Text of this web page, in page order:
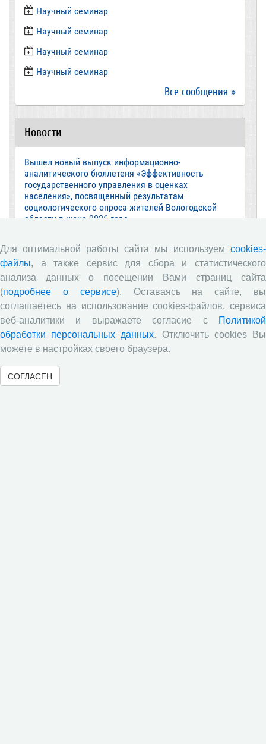
​Научный семинар
​Научный семинар
Научный семинар
​Научный семинар
Все сообщения »
Новости
Вышел новый выпуск информационно-
аналитического бюллетеня «Эффективность
государственного управления в оценках
населения», посвященный результатам
социологического опроса жителей Вологодской
области в июне 2026 года
стол с участием представителей Санкт‑Петербурга
и Вологодской области
ВолНЦ РАН традиционно принял участие в
очередной сессии Российско-французского
научного семинара (г. Москва, ИНП РАН)
Председатель Совета молодых ученых ВолНЦ РАН
приняла участие в XIV Всероссийском съезде
советов молодых ученых и студенческих научных
Журнал «Экономические и социальные перемены:
Для оптимальной работы сайта мы используем cookies-
файлы, а также сервис для сбора и статистического
анализа данных о посещении Вами страниц сайта
(подробнее о сервисе). Оставаясь на сайте, вы
соглашаетесь на использование cookies-файлов, сервиса
веб-аналитики и выражаете согласие с
Политикой
обработки персональных данных. Отключить cookies Вы
можете в настройках своего браузера.
СОГЛАСЕН